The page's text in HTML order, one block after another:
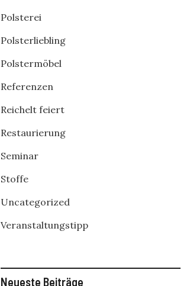
Polsterei
Polsterliebling
Polstermöbel
Referenzen
Reichelt feiert
Restaurierung
Seminar
Stoffe
Uncategorized
Veranstaltungstipp
Neueste Beiträge